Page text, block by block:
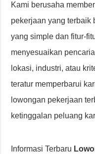
Kami berusaha
pekerjaan yang terbaik
yang simple dan fitur-
menyesuaikan
lokasi, industri, atau
teratur memperbarui
lowongan pekerjaan
ketinggalan peluang
Informasi Terbaru